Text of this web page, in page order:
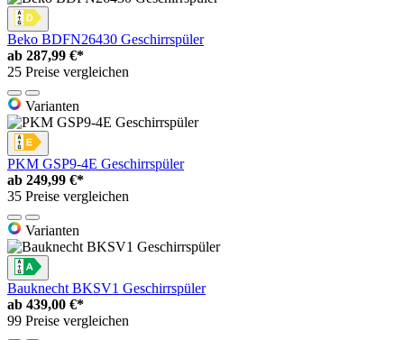
Beko BDFN26430 Geschirrspüler
ab 287,99 €*
25 Preise vergleichen
Varianten
PKM GSP9-4E Geschirrspüler
ab 249,99 €*
35 Preise vergleichen
Varianten
Bauknecht BKSV1 Geschirrspüler
ab 439,00 €*
99 Preise vergleichen